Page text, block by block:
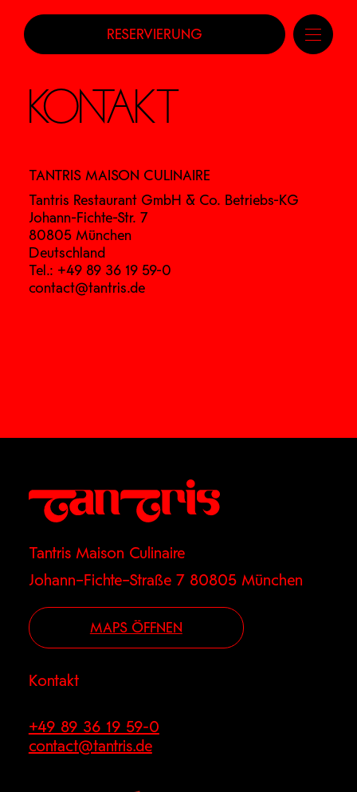
RESERVIERUNG
KONTAKT
TANTRIS MAISON CULINAIRE
Tantris Restaurant GmbH & Co. Betriebs-KG
Johann-Fichte-Str. 7
80805 München
Deutschland
Tel.: +49 89 36 19 59-0
contact@tantris.de
Tantris Maison Culinaire
Johann–Fichte–Straße 7 80805 München
MAPS ÖFFNEN
Kontakt
+49 89 36 19 59-0
contact@tantris.de